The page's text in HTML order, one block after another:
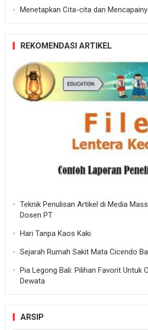
Menetapkan Cita-cita dan
REKOMENDASI ARTIKEL
Teknik Penulisan Artikel di Media
Dosen PT
Hari Tanpa Kaos Kaki
Sejarah Rumah Sakit Mata Cicendo
Pia Legong Bali: Pilihan Favorit Untuk
Dewata
ARSIP